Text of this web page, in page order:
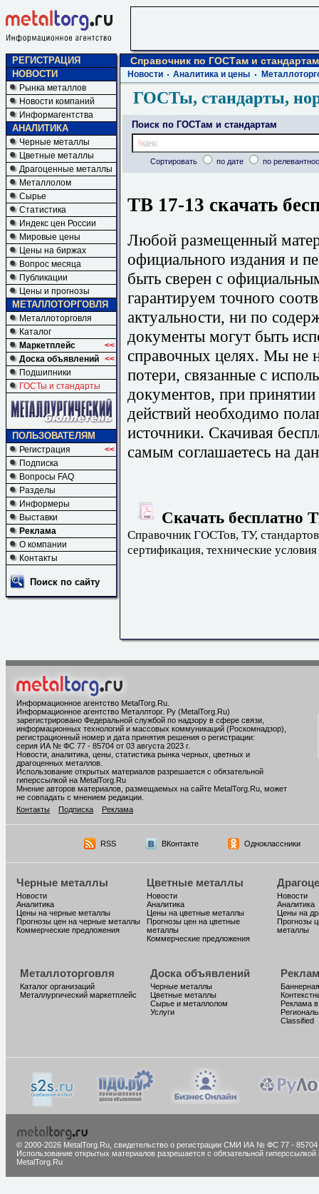
РЕГИСТРАЦИЯ
НОВОСТИ
Рынка металлов
Новости компаний
Информагентства
АНАЛИТИКА
Черные металлы
Цветные металлы
Драгоценные металлы
Металлолом
Сырье
Статистика
Индекс цен России
Мировые цены
Цены на биржах
Вопрос месяца
Публикации
Цены и прогнозы
МЕТАЛЛОТОРГОВЛЯ
Металлоторговля
Каталог
Маркетплейс
<<
Доска объявлений <<
Подшипники
ГОСТы и стандарты
ПОЛЬЗОВАТЕЛЯМ
Регистрация
<<
Подписка
Вопросы FAQ
Разделы
Информеры
Выставки
Реклама
О компании
Контакты
Поиск по сайту
Справочник по ГОСТам и стандартам
Новости Аналитика и цены
ГОСТы, стандарты,
Поиск по ГОСТам и стандартам
Сортировать по дате по
ТВ 17-13 скачать
Любой размещенный
официального издания и
быть сверен с
гарантируем точного
актуальности, ни по
документы могут быть
справочных целях. Мы не
потери, связанные с
документов, при
действий необходимо
источники. Скачивая
самым соглашаетесь на
Скачать бесплатно
Справочник ГОСТов, ТУ,
сертификация, технические условия
Информационное агентство MetalTorg.Ru
Информационное агентство Металлторг. Ру (MetalTorg.Ru)
зарегистрировано Федеральной службой по надзору в сфере связи,
информационных технологий и массовых коммуникаций (Роскомнадзор),
регистрационный номер и дата принятия решения о регистрации:
серия ИА № ФС 77 - 85704 от 03 августа 2023 г.
Новости, аналитика, цены, статистика рынка черных, цветных и
драгоценных металлов.
Использование открытых материалов разрешается с обязательной
гиперссылкой на MetalTorg.Ru
Мнение авторов материалов, размещаемых на сайте MetalTorg.Ru, может
не совпадать с мнением редакции.
Контакты
Подписка Реклама
RSS ВКонтакте Одноклассники
Черные металлы
Новости
Аналитика
Цены на черные металлы
Прогнозы цен на черные металлы
Коммерческие предложения
Цветные металлы
Новости
Аналитика
Цены на цветные металлы
Прогнозы цен на цветные
металлы
Коммерческие предложения
Новости
Аналитика
Цены на
Прогнозы
металлы
Металлоторговля
Каталог организаций
Металлургический маркетплейс
Доска объявлений
Черные металлы
Цветные металлы
Сырье и металлолом
Услуги
Реклама
Classified
© 2000-2026 MetalTorg.Ru, cвидетельство о регистрации СМИ ИА № ФС 77 - 85704
Использование открытых материалов разрешается с обязательной гиперссылкой
MetalTorg.Ru